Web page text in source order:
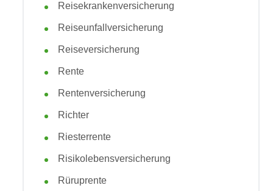
Reisekrankenversicherung
Reiseunfallversicherung
Reiseversicherung
Rente
Rentenversicherung
Richter
Riesterrente
Risikolebensversicherung
Rüruprente